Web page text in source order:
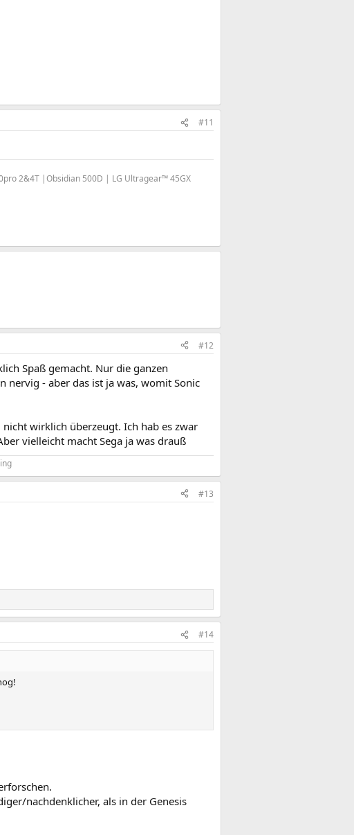
#11
2&4T |Obsidian 500D | LG Ultragear™ 45GX
#12
Spaß gemacht. Nur die ganzen
nervig - aber das ist ja was, womit Sonic
wirklich überzeugt. Ich hab es zwar
vielleicht macht Sega ja was drauß
#13
#14
nachdenklicher, als in der Genesis